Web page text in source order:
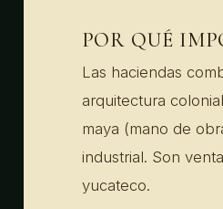
POR QUÉ
Las haciendas
arquitectura
maya (mano de
industrial. Son
yucateco.